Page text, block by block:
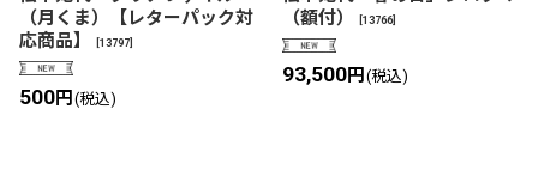
（月くま）【レターパック対
応商品】
13797
500円 (税込)
（額付）
13766]
93,500円 (税込)